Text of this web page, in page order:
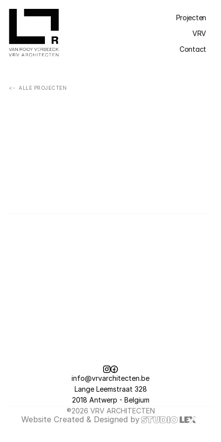
Projecten
VRV
Contact
<-  ALLE PROJECTEN
info@vrvarchitecten.be
Lange Leemstraat 328
2018 Antwerp - Belgium
®2026 VRV ARCHITECTEN
Website Created & Designed by